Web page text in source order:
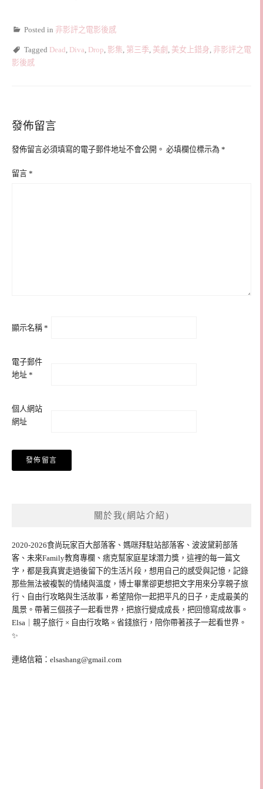
Posted in 非影評之電影後感
Tagged Dead Diva Drop 影集 第三季 美劇 美女上錯身 非影評之電
影後感
發佈留言
發佈留言必須填寫的電子郵件地址不會公開。 必填欄位標示為 *
留言 *
顯示名稱 *
電子郵件
地址 *
個人網站
網址
關於我(網站介紹)
2020-2026食尚玩家百大部落客、媽咪拜駐站部落客、波波黛莉部落
客、未來Family教育專欄、痞克幫家庭星球潛力獎，這裡的每一篇文
字，都是我真實走過後留下的生活片段，想用自己的感受與記憶，記錄
那些無法被複製的情緒與溫度，博士畢業卻更想把文字用來分享親子旅
行、自由行攻略與生活故事，希望陪你一起把平凡的日子，走成最美的
風景。帶著三個孩子一起看世界，把旅行變成成長，把回憶寫成故事。
Elsa｜親子旅行 × 自由行攻略 × 省錢旅行，陪你帶著孩子一起看世界。
✨
連絡信箱： elsashang@gmail.com